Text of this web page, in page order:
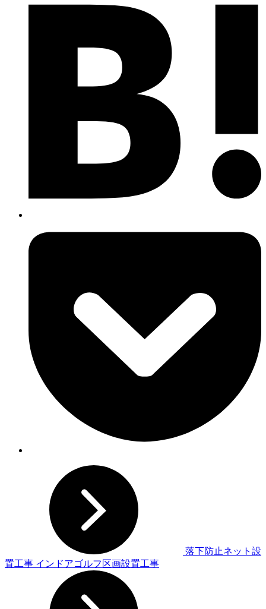
落下防止ネット設
置工事 インドアゴルフ区画設置工事